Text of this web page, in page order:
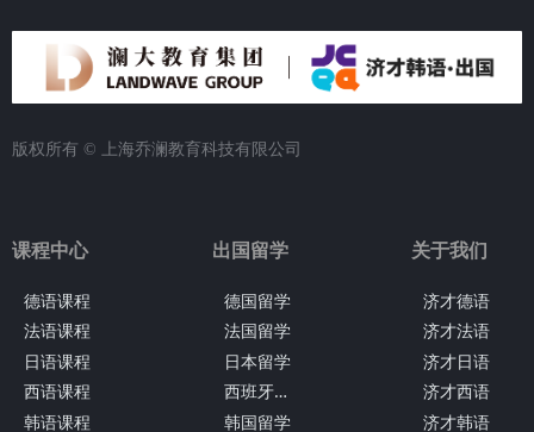
版权所有 © 上海乔澜教育科技有限公司
课程中心
德语课程
法语课程
日语课程
西语课程
韩语课程
德国留学
法国留学
日本留学
西
班牙留学
韩国留学
出国留学
济才德语
济才法语
济才日语
济才西语
济才韩语
关于我们